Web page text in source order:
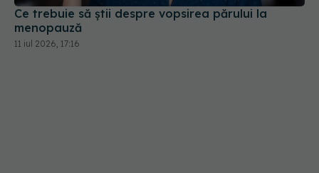
Ce trebuie să știi despre vopsirea părului la
menopauză
11 iul 2026, 17:16